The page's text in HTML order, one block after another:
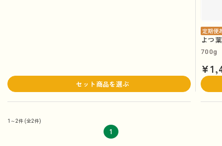
セット商品を選ぶ
定期便
よつ
700g
1～2件 (全2件)
1